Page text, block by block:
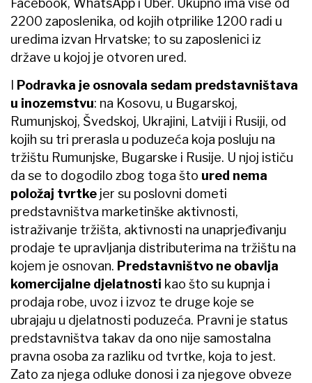
Facebook, WhatsApp i Uber. Ukupno ima više od
2200 zaposlenika, od kojih otprilike 1200 radi u
uredima izvan Hrvatske; to su zaposlenici iz
države u kojoj je otvoren ured.
Podravka je osnovala sedam predstavništava
u inozemstvu: na Kosovu, u Bugarskoj,
Rumunjskoj, Švedskoj, Ukrajini, Latviji i Rusiji, od
kojih su tri prerasla u poduzeća koja posluju na
tržištu Rumunjske, Bugarske i Rusije. U njoj ističu
da se to dogodilo zbog toga što ured nema
položaj tvrtke jer su poslovni dometi
predstavništva marketinške aktivnosti,
istraživanje tržišta, aktivnosti na unaprjeđivanju
prodaje te upravljanja distributerima na tržištu na
kojem je osnovan. Predstavništvo ne obavlja
komercijalne djelatnosti kao što su kupnja i
prodaja robe, uvoz i izvoz te druge koje se
ubrajaju u djelatnosti poduzeća. Pravni je status
predstavništva takav da ono nije samostalna
pravna osoba za razliku od tvrtke, koja to jest.
Zato za njega odluke donosi i za njegove obveze